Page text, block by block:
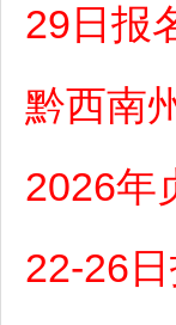
29日报
黔西南
2026年
22-26日